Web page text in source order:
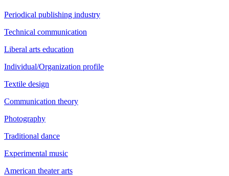
Periodical publishing industry
Technical communication
Liberal arts education
Individual/Organization profile
Textile design
Communication theory
Photography
Traditional dance
Experimental music
American theater arts